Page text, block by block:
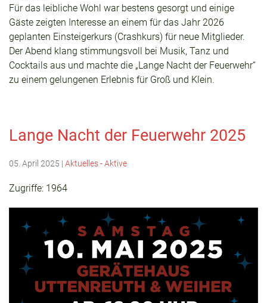
Für das leibliche Wohl war bestens gesorgt und einige
Gäste zeigten Interesse an einem für das Jahr 2026
geplanten Einsteigerkurs (Crashkurs) für neue Mitglieder.
Der Abend klang stimmungsvoll bei Musik, Tanz und
Cocktails aus und machte die „Lange Nacht der Feuerwehr“
zu einem gelungenen Erlebnis für Groß und Klein.
Lange Nacht der Feuerwehr 2025
05. April 2025 | Aktuelles - Aktive
Zugriffe: 1964